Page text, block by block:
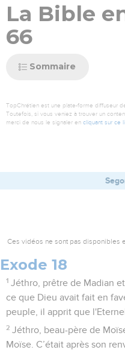
La Bible
66
Sommaire
TopChrétien est une plate-forme diffuseur
Toutefois, si vous veniez à trouver un
merci de nous le signaler en cliquant sur ce
Ces vidéos ne sont pas disponibles
Exode 18
1 Jéthro, prêtre de Madian
ce que Dieu avait fait en
peuple, il apprit que
2 Jéthro, beau-père de
Moïse. C’était après son